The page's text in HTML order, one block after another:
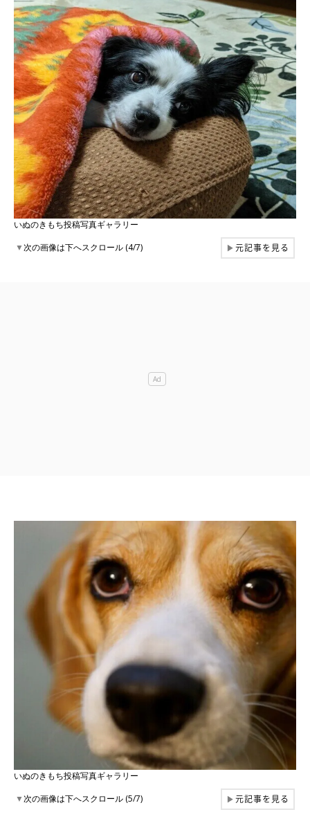
いぬのきもち投稿写真ギャラリー
▼次の画像は下へスクロール (4/7) ▶元記事を見る
いぬのきもち投稿写真ギャラリー
▼次の画像は下へスクロール (5/7) ▶元記事を見る